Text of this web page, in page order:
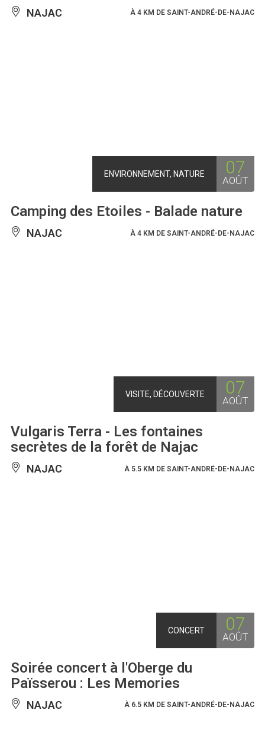
NAJAC À 4 KM DE SAINT-ANDRÉ-DE-NAJAC
ENVIRONNEMENT, NATURE 07
AOÛT
Camping des Etoiles - Balade nature
NAJAC À 4 KM DE SAINT-ANDRÉ-DE-NAJAC
VISITE, DÉCOUVERTE 07
AOÛT
Vulgaris Terra - Les fontaines
secrètes de la forêt de Najac
NAJAC À 5.5 KM DE SAINT-ANDRÉ-DE-NAJAC
CONCERT 07
AOÛT
Soirée concert à l'Oberge du
Païsserou : Les Memories
NAJAC À 6.5 KM DE SAINT-ANDRÉ-DE-NAJAC